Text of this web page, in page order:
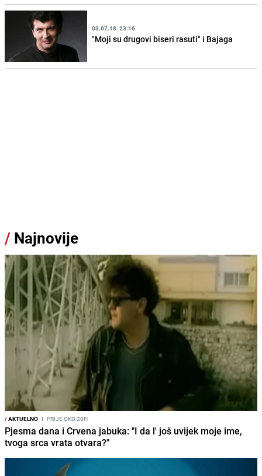
03.07.18. 23:16
"Moji su drugovi biseri rasuti" i Bajaga
/ Najnovije
/AKTUELNO I PRIJE OKO 20H
Pjesma dana i Crvena jabuka: "I da l' još uvijek moje ime,
tvoga srca vrata otvara?"